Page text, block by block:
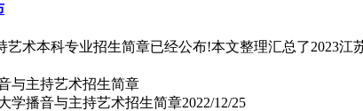
术本科专业招生简章已经公布!本文整理汇总了2023
学播音与主持艺术招生简章2022/12/25